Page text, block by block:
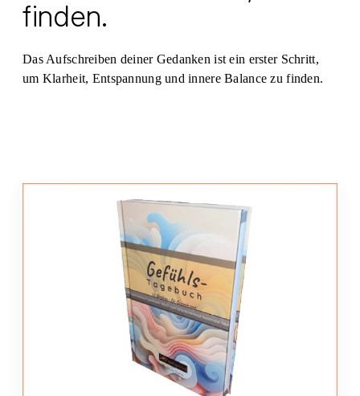
finden.
Das Aufschreiben deiner Gedanken ist ein erster Schritt,
um Klarheit, Entspannung und innere Balance zu finden.